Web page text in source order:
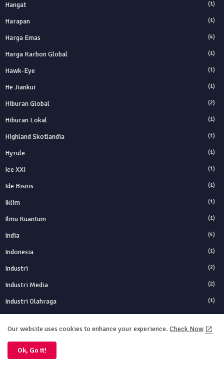
Hangat (1)
Harapan (1)
Harga Emas (4)
Harga Karbon Global (1)
Hawk-Eye (1)
He Jiankui (1)
Hiburan Global (2)
Hiburan Lokal (1)
Highland Skotlandia (1)
Hyrule (1)
Ice XXI (1)
Ide Bisnis (1)
Iklim (1)
Ilmu Kuantum (1)
India (4)
Indonesia (1)
Industri (2)
Industri Media (2)
Industri Olahraga (1)
(3)
Influencer
Our website uses cookies to enhance your experience. Check Now
Ok, Go it!